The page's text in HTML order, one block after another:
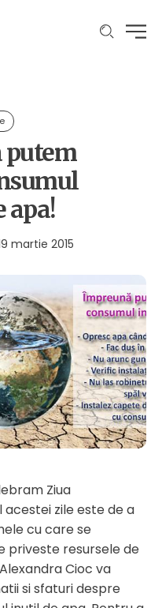
putem
apa!
martie 2015
Ziua
zile este de a
cu care se
priveste resursele de
Cioc va
si sfaturi despre